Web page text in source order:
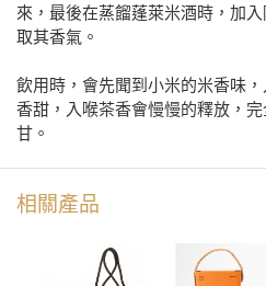
來，最後在蒸餾蓬萊米酒時，加
取其香氣。
飲用時，會先聞到小米的米香味
香甜，入喉茶香會慢慢的釋放，
甘。
相關產品